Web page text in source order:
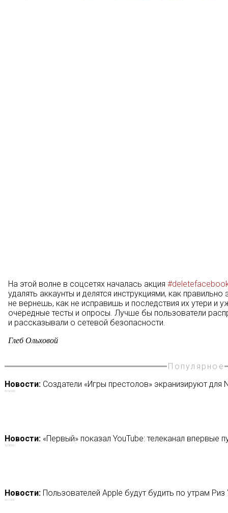
На этой волне в соцсетях началась акция
удалять аккаунты и делятся инструкциями, как
не вернешь, как не исправишь и последствия их утери и
очередные тесты и опросы. Лучше бы пользователи
и рассказывали о сетевой безопасности.
Глеб Ольховой
Популярное
Новости:Создатели «Игры престолов» экранизируют для
01/09/2020
Новости:«Первый» показал YouTube: телеканал впервые
16/04/2019
Новости:Пользователей Apple будут будить по утрам
09/11/2017